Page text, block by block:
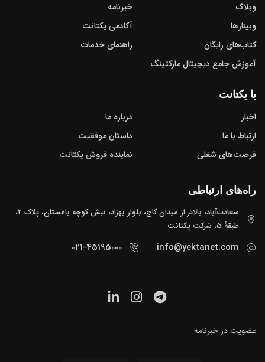
وبلاگ
خبرنامه
وبینارها
آکادمی یکتانت
کتاب‌های رایگان
راهنمای خدمات
آموزش جامع دیجیتال مارکتینگ
با یکتانت
اخبار
درباره ما
ارتباط با ما
داستان موفقیت
فرصت‌های شغلی
نماینده فروش یکتانت
راه‌های ارتباطی
سعادت‌آباد، بالاتر از میدان کاج، بلوار بهزاد، نبش کوچه باغستان، پلاک ۲،
طبقهٔ ۵، شرکت یکتانت
info@yektanet.com
021-45195000
عضویت در خبرنامه